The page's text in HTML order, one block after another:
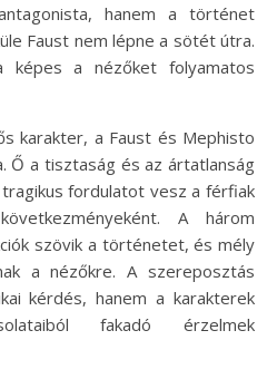
hanem a történet
Faust nem lépne a sötét útra.
képes a nézőket folyamatos
karakter, a Faust és Mephisto
Ő a tisztaság és az ártatlanság
fordulatot vesz a férfiak
A három
szövik a történetet, és mély
a nézőkre. A szereposztás
kérdés, hanem a karakterek
fakadó érzelmek